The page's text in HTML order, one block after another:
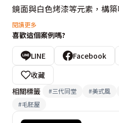
鏡面與白色烤漆等元素，構
學大宅。
從毛胚屋起始的本案，曾仲
築營造專業，重新建構房屋結
餐廳開放規劃於兩大面落地窗
動，在二樓安排可伴讀、彈
特的膠囊狀屋廓，在兩側的
閱讀更多
喜歡這個案例嗎?
LINE Facebook
收藏
相關標籤
#三代同堂 #美式風
#毛胚屋